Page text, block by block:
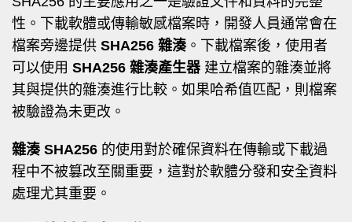
性。下載軟體或傳輸敏感檔案時，開發人員通常會在
檔案旁邊提供 SHA256 雜湊。下載檔案後，使用者
可以使用 SHA256 雜湊產生器 建立檔案的雜湊並將
其與提供的雜湊進行比較。如果哈希值匹配，則檔案
被驗證為未更改。
雜湊 SHA256 的使用對於確保資料在傳輸或下載過
程中不被篡改至關重要，這對於軟體分發和安全資料
處理尤其重要。